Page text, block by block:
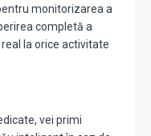
monitorizarea a
completă a
la orice activitate
vei primi